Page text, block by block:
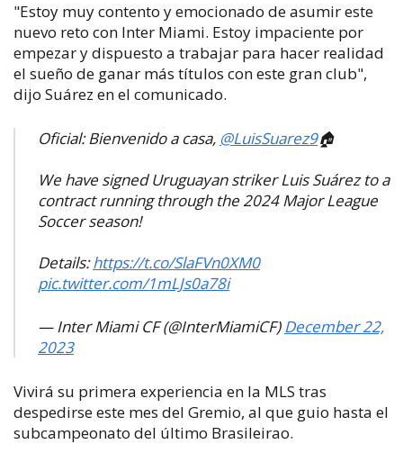
"Estoy muy contento y emocionado de asumir este
nuevo reto con Inter Miami. Estoy impaciente por
empezar y dispuesto a trabajar para hacer realidad
el sueño de ganar más títulos con este gran club",
dijo Suárez en el comunicado.
Oficial: Bienvenido a casa, @LuisSuarez9🏠
We have signed Uruguayan striker Luis Suárez to a
contract running through the 2024 Major League
Soccer season!
Details:https://t.co/SlaFVn0XM0
pic.twitter.com/1mLJs0a78i
— Inter Miami CF (@InterMiamiCF)December 22,
2023
Vivirá su primera experiencia en la MLS tras
despedirse este mes del Gremio, al que guio hasta el
subcampeonato del último Brasileirao.